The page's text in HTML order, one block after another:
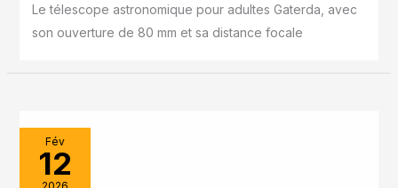
Le télescope astronomique pour adultes Gaterda, avec
son ouverture de 80 mm et sa distance focale
Fév
12